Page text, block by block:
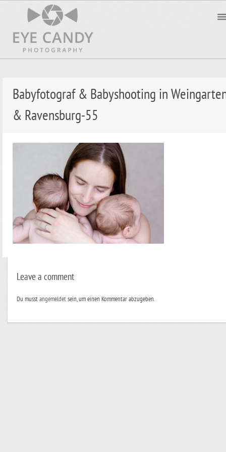
Babyfotograf & Babyshooting in
& Ravensburg-55
Leave a comment
Du musstangemeldetsein, um einen Kommentar abzugeben.